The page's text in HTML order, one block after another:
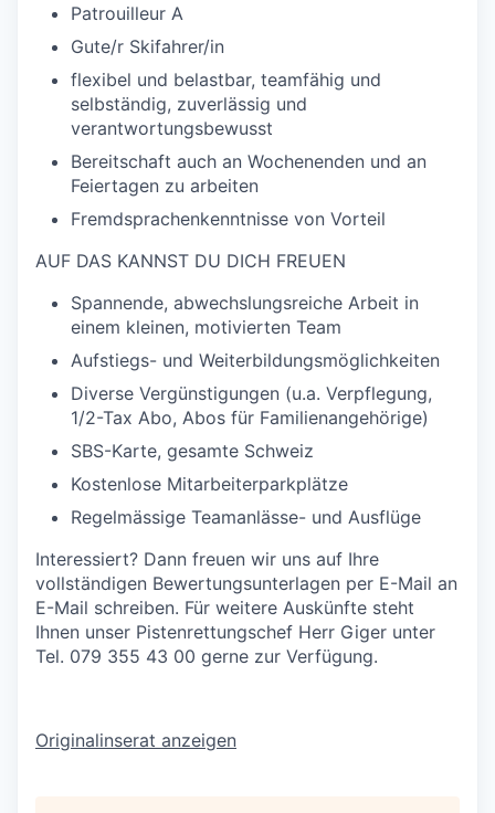
Patrouilleur A
Gute/r Skifahrer/in
flexibel und belastbar, teamfähig und
selbständig, zuverlässig und
verantwortungsbewusst
Bereitschaft auch an Wochenenden und an
Feiertagen zu arbeiten
Fremdsprachenkenntnisse von Vorteil
AUF DAS KANNST DU DICH FREUEN
Spannende, abwechslungsreiche Arbeit in
einem kleinen, motivierten Team
Aufstiegs- und Weiterbildungsmöglichkeiten
Diverse Vergünstigungen (u.a. Verpflegung,
1/2-Tax Abo, Abos für Familienangehörige)
SBS-Karte, gesamte Schweiz
Kostenlose Mitarbeiterparkplätze
Regelmässige Teamanlässe- und Ausflüge
Interessiert? Dann freuen wir uns auf Ihre
vollständigen Bewertungsunterlagen per E-Mail an
E-Mail schreiben. Für weitere Auskünfte steht
Ihnen unser Pistenrettungschef Herr Giger unter
Tel. 079 355 43 00 gerne zur Verfügung.
Originalinserat anzeigen